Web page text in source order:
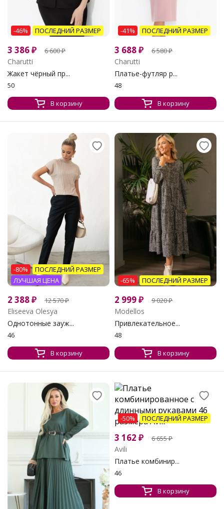
-46% ПОСЛЕДНИЙ РАЗМЕР
3 386₽ 6 600₽
Charutti
Жакет чёрный пр...
50
В корзину
-41% ПОСЛЕДНИЙ РАЗМЕР
3 688₽ 6 580₽
Charutti
Платье-футляр р...
48
В корзину
-80%
ПОСЛЕДНИЙ РАЗМЕР
ЛУЧШАЯ ЦЕНА
2 388₽ 12 570₽
Eliseeva Olesya
Однотонные зауж...
46
В корзину
-65% ПОСЛЕДНИЙ РАЗМЕР
2 999₽ 9 020₽
Modellos
Привлекательное...
48
В корзину
-50% ПОСЛЕДНИЙ РАЗМЕР
3 162 ₽ 6 655₽
Avili
Платье комбинир...
46
В корзину